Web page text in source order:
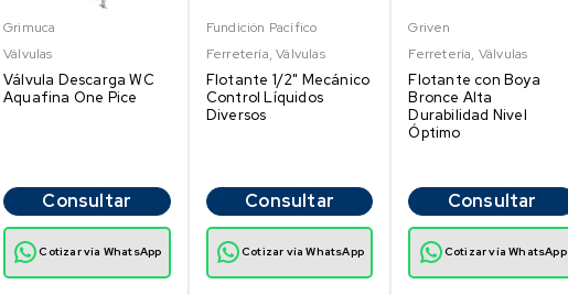
Grimuca
Válvulas
Válvula Descarga WC
Aquafina One Pice
Consultar
Cotizar vía WhatsApp
Fundición Pacífico
Ferretería,Válvulas
Flotante 1/2" Mecánico
Control Líquidos
Diversos
Consultar
Cotizar vía WhatsApp
Griven
Ferretería, Válvulas
Flotante con Boya
Bronce Alta
Durabilidad Nivel
Óptimo
Consultar
Cotizar vía WhatsApp